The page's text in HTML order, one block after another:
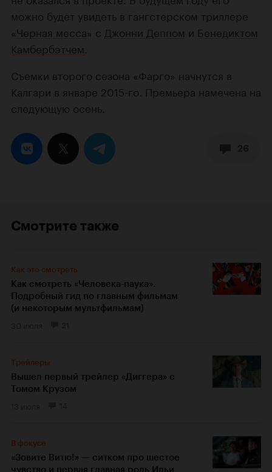
можно будет увидеть в гангстерском триллере
«Черная месса» с Джонни Деппом и Бенедиктом
Камбербэтчем
Съемки второго сезона «Фарго» начнутся в
Калгари в январе 2015-го. Премьера намечена на
следующую осень.
Смотрите также
Как это смотреть
Как смотреть «Человека-паука».
Подробный гид по главным фильмам
(и некоторым мультфильмам)
Трейлеры
Вышел первый трейлер «Диггера» с
Томом Крузом
В фокусе
«Зовите Витю!» — ситком про шестое
чувство и первая главная роль Ильи